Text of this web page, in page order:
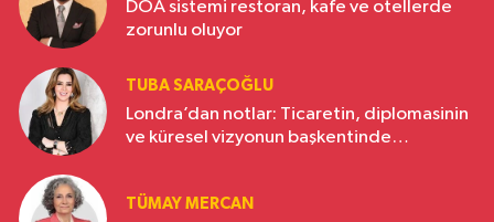
DOA sistemi restoran, kafe ve otellerde
zorunlu oluyor
TUBA SARAÇOĞLU
Londra’dan notlar: Ticaretin, diplomasinin
ve küresel vizyonun başkentinde
TÜMAY MERCAN